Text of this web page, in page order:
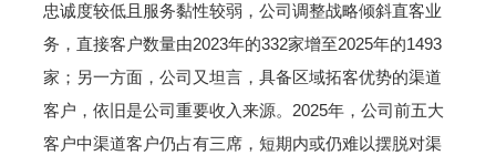
忠诚度较低且服务黏性较弱，公司调整战略倾斜直客业
务，直接客户数量由2023年的332家增至2025年的1493
家；另一方面，公司又坦言，具备区域拓客优势的渠道
客户，依旧是公司重要收入来源。2025年，公司前五大
客户中渠道客户仍占有三席，短期内或仍难以摆脱对渠